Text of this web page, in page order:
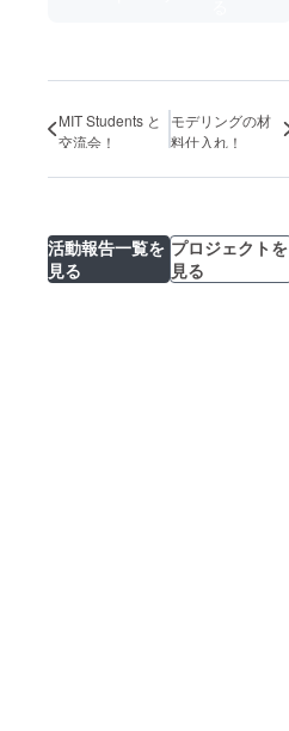
MIT Students と
交流会！
モデリングの材
料仕入れ！
活動報告一覧を
見る
プロジェクトを
見る